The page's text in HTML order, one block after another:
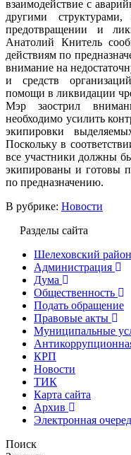
взаимодействие с
другими
предотвращении и
Анатолий Книтель
действиям по
внимание на
и средств
помощи в ликвидации
Мэр заострил
необходимо усилить
экипировки
Поскольку в
все участники должны
экипированы и готовы
по предназначению.
В рубрике: Новости
Разделы сайта
Шелеховский район
Администрация
Дума
Общественность
Подать обращение
Правовые акты
Муниципальные
КРП
Новости
ТИК
Карта сайта
Архив
Электронная
Поиск